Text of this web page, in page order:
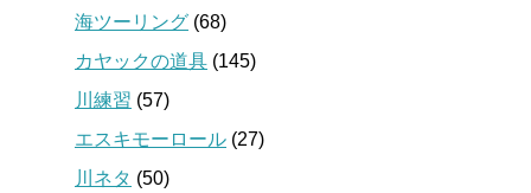
海ツーリング (68)
カヤックの道具 (145)
川練習 (57)
エスキモーロール (27)
川ネタ (50)